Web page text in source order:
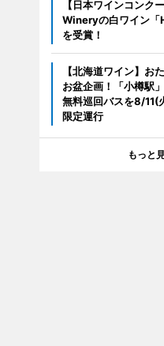
【日本ワインコンク
Wineryの白ワイン「
を受賞！
【北海道ワイン】お
お盆企画！「小樽駅
無料巡回バスを8/11(
限定運行
もっと